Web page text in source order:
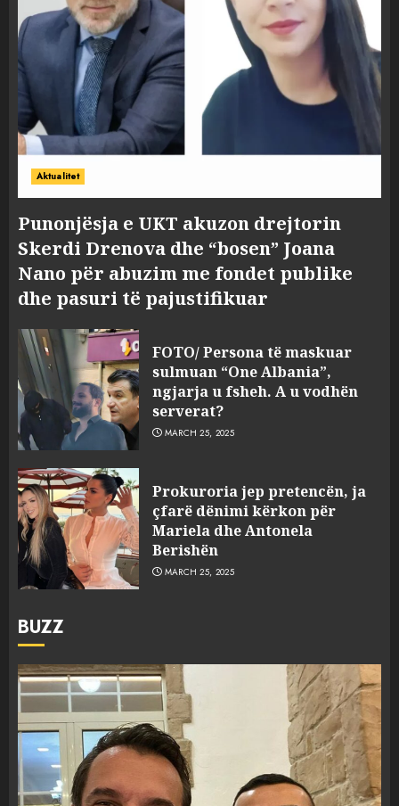
Aktualitet
Punonjësja e UKT akuzon drejtorin
Skerdi Drenova dhe “bosen” Joana
Nano për abuzim me fondet publike
dhe pasuri të pajustifikuar
FOTO/ Persona të maskuar
sulmuan “One Albania”,
ngjarja u fsheh. A u vodhën
serverat?
MARCH 25, 2025
Prokuroria jep pretencën, ja
çfarë dënimi kërkon për
Mariela dhe Antonela
Berishën
MARCH 25, 2025
BUZZ